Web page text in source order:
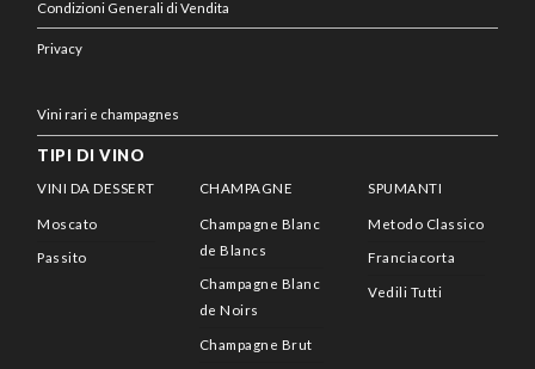
Condizioni Generali di Vendita
Privacy
Vini rari e champagnes
TIPI DI VINO
VINI DA DESSERT
Moscato
Passito
CHAMPAGNE
Champagne Blanc
de Blancs
Champagne Blanc
de Noirs
Champagne Brut
SPUMANTI
Metodo Classico
Franciacorta
Vedili Tutti